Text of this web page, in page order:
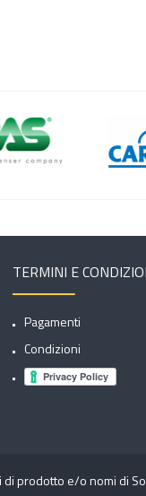
TERMINI E
Pagamenti
Condizioni
di prodotto e/o nomi di